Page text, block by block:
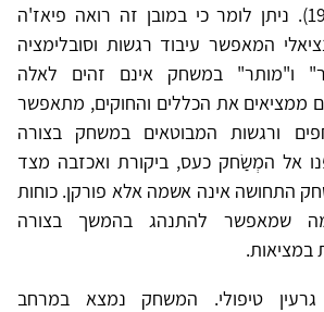
בעתיד (פיאז'ה, 1966). ניתן לומר כי במובן זה רואה פיאז'ה
המאפשר עיבוד רגשות וסובלימציה
ו"מותר" במשחק אינם זהים לאלה
ממציאים את הכללים והחוקים, מתאפשר
ורגשות המבוטאים במשחק בצורה
אל המְשַׂחק כעס, ביקורת ואכזבה מצד
התחושה אינה אשמה אלא פורקן. כוחות
שמאפשר להתנהג בהמשך בצורה
במציאות.
טיפולי. המשחק נמצא במרחב